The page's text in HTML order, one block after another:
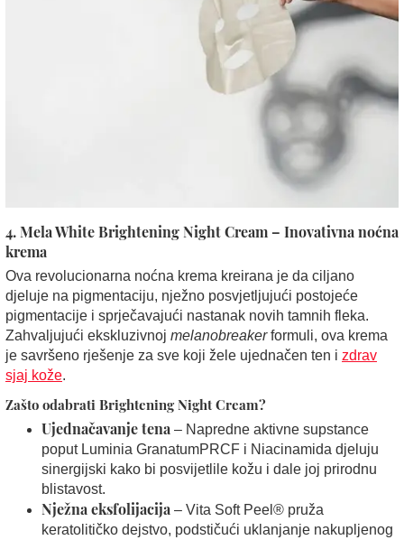
4. Mela White Brightening Night Cream – Inovativna noćna
krema
Ova revolucionarna noćna krema kreirana je da ciljano
djeluje na pigmentaciju, nježno posvjetljujući postojeće
pigmentacije i sprječavajući nastanak novih tamnih fleka.
Zahvaljujući ekskluzivnoj melanobreakerformuli, ova krema
je savršeno rješenje za sve koji žele ujednačen ten i zdrav
sjaj kože.
Zašto odabrati Brightening Night Cream?
Ujednačavanje tena – Napredne aktivne supstance
poput Luminia GranatumPRCF i Niacinamida djeluju
sinergijski kako bi posvijetlile kožu i dale joj prirodnu
blistavost.
Nježna eksfolijacija – Vita Soft Peel® pruža
keratolitičko dejstvo, podstičući uklanjanje nakupljenog